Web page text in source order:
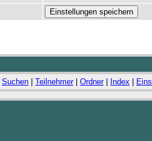
Suchen Teilnehmer| Ordner| Index